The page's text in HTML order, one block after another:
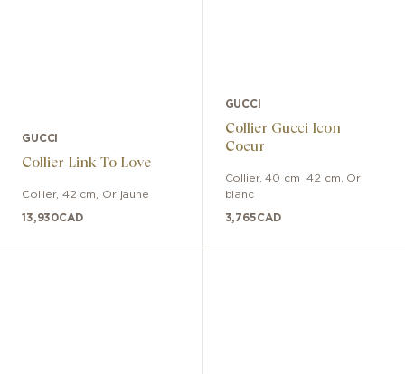
GUCCI
Collier Link To Love
Collier, 42 cm Or jaune
13,930CAD
GUCCI
Collier Gucci Icon
Coeur
Collier,40 cm  42 cm
Or
blanc
3,765CAD